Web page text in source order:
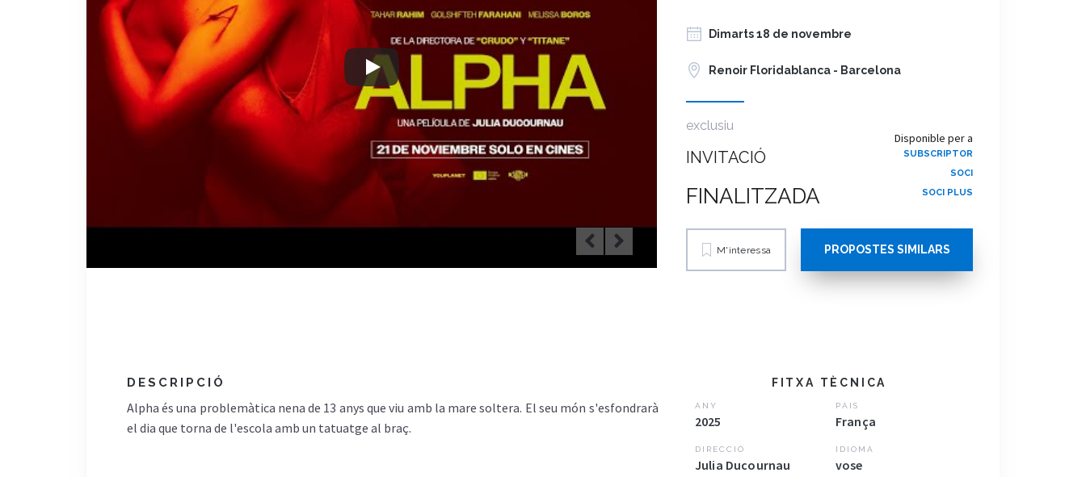
Dimarts 18 de novembre
Renoir Floridablanca - Barcelona
exclusiu
INVITACIÓ
FINALITZADA
Disponible per a
SUBSCRIPTOR
SOCI
SOCI PLUS
M'interessa PROPOSTES SIMILARS
DESCRIPCIÓ
Alpha és una problemàtica nena de 13 anys que viu amb la mare soltera. El seu món s'esfondrarà
el dia que torna de l'escola amb un tatuatge al braç.
FITXA TÈCNICA
ANY
2025
DIRECCIÓ
Julia Ducournau
PAIS
França
IDIOMA
vose